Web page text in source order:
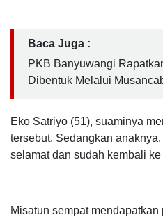
Baca Juga :
PKB Banyuwangi
Dibentuk Melalui
Eko Satriyo (51), suaminya
tersebut. Sedangkan
selamat dan sudah kembali ke
Misatun sempat